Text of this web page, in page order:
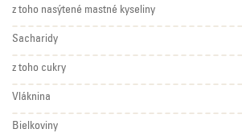
z toho nasýtené mastné kyseliny
Sacharidy
z toho cukry
Vláknina
Bielkoviny